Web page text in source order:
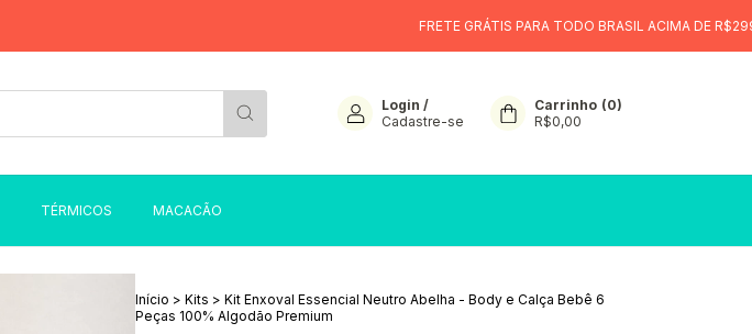
FRETE GRÁTIS PARA TODO BRASIL ACIMA DE R$299 6X
Login /
Cadastre-se
Carrinho (0)
R$0,00
TÉRMICOS MACACÃO
Início > Kits > Kit Enxoval Essencial Neutro Abelha - Body e Calça Bebê 6
Peças 100% Algodão Premium